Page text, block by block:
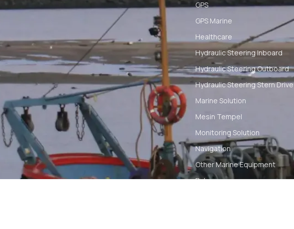
GPS
GPS Marine
Healthcare
Hydraulic Steering Inboard
Hydraulic Steering Outboard
Hydraulic Steering Stern Drive
Marine Solution
Mesin Tempel
Monitoring Solution
Navigation
Other Marine Equipment
Pelumas